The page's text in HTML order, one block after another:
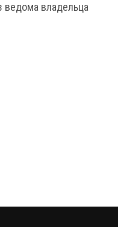
ведома владельца